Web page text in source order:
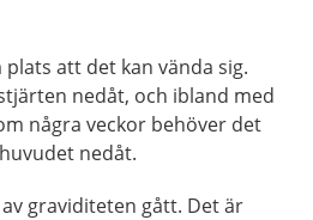
att det kan vända sig.
nedåt, och ibland med
några veckor behöver det
nedåt.
graviditeten gått. Det är